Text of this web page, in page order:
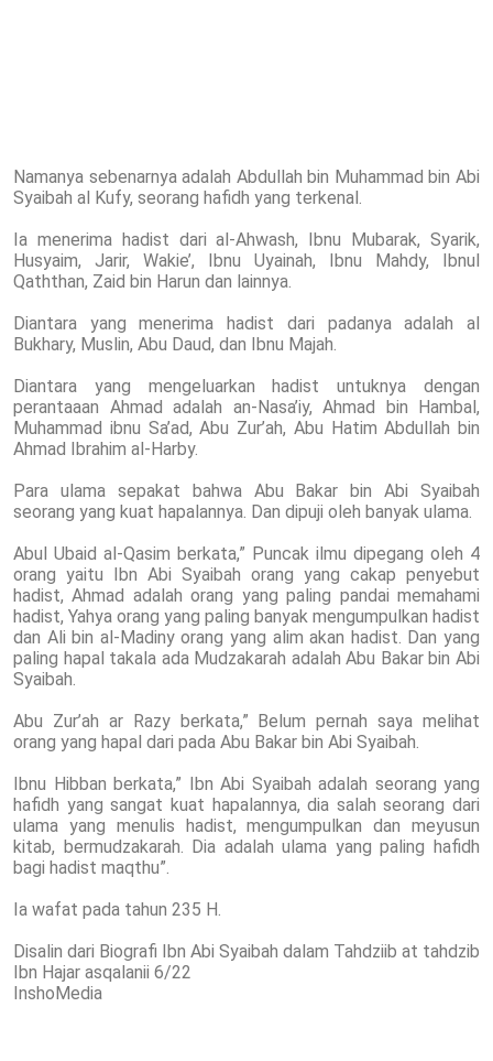
Namanya sebenarnya adalah Abdullah bin Muhammad bin Abi
Syaibah al Kufy, seorang hafidh yang terkenal.
Ia menerima hadist dari al-Ahwash, Ibnu Mubarak, Syarik,
Husyaim, Jarir, Wakie’, Ibnu Uyainah, Ibnu Mahdy, Ibnul
Qaththan, Zaid bin Harun dan lainnya.
Diantara yang menerima hadist dari padanya adalah al
Bukhary, Muslin, Abu Daud, dan Ibnu Majah.
Diantara yang mengeluarkan hadist untuknya dengan
perantaaan Ahmad adalah an-Nasa’iy, Ahmad bin Hambal,
Muhammad ibnu Sa’ad, Abu Zur’ah, Abu Hatim Abdullah bin
Ahmad Ibrahim al-Harby.
Para ulama sepakat bahwa Abu Bakar bin Abi Syaibah
seorang yang kuat hapalannya. Dan dipuji oleh banyak ulama.
Abul Ubaid al-Qasim berkata,” Puncak ilmu dipegang oleh 4
orang yaitu Ibn Abi Syaibah orang yang cakap penyebut
hadist, Ahmad adalah orang yang paling pandai memahami
hadist, Yahya orang yang paling banyak mengumpulkan hadist
dan Ali bin al-Madiny orang yang alim akan hadist. Dan yang
paling hapal takala ada Mudzakarah adalah Abu Bakar bin Abi
Syaibah.
Abu Zur’ah ar Razy berkata,” Belum pernah saya melihat
orang yang hapal dari pada Abu Bakar bin Abi Syaibah.
Ibnu Hibban berkata,” Ibn Abi Syaibah adalah seorang yang
hafidh yang sangat kuat hapalannya, dia salah seorang dari
ulama yang menulis hadist, mengumpulkan dan meyusun
kitab, bermudzakarah. Dia adalah ulama yang paling hafidh
bagi hadist maqthu”.
Ia wafat pada tahun 235 H.
Disalin dari Biografi Ibn Abi Syaibah dalam Tahdziib at tahdzib
Ibn Hajar asqalanii 6/22
InshoMedia